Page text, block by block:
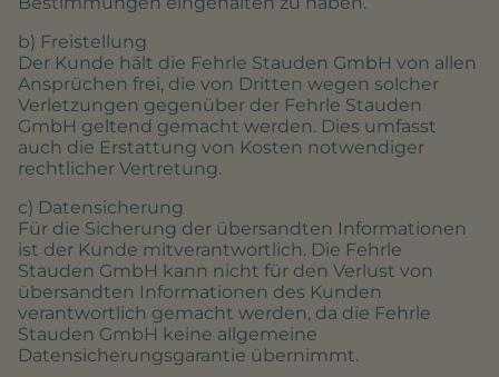
b) Freistellung
Der Kunde hält die Fehrle Stauden GmbH von allen
Ansprüchen frei, die von Dritten wegen solcher
Verletzungen gegenüber der Fehrle Stauden
GmbH geltend gemacht werden. Dies umfasst
auch die Erstattung von Kosten notwendiger
rechtlicher Vertretung.
c) Datensicherung
Für die Sicherung der übersandten Informationen
ist der Kunde mitverantwortlich. Die Fehrle
Stauden GmbH kann nicht für den Verlust von
übersandten Informationen des Kunden
verantwortlich gemacht werden, da die Fehrle
Stauden GmbH keine allgemeine
Datensicherungsgarantie übernimmt.